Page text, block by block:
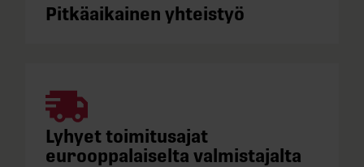
Pitkäaikainen yhteistyö
Lyhyet toimitusajat
eurooppalaiselta valmistajalta